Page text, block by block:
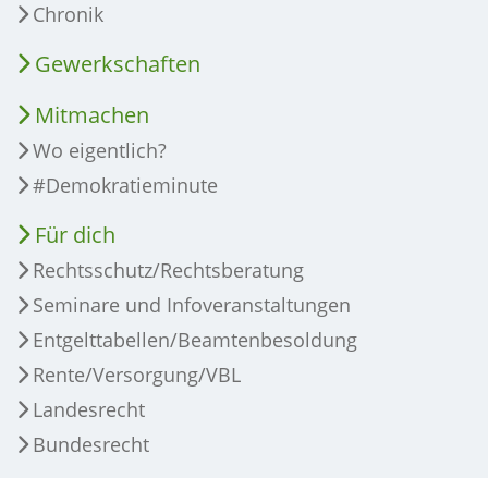
Chronik
Gewerkschaften
Mitmachen
Wo eigentlich?
#Demokratieminute
Für dich
Rechtsschutz/Rechtsberatung
Seminare und Infoveranstaltungen
Entgelttabellen/Beamtenbesoldung
Rente/Versorgung/VBL
Landesrecht
Bundesrecht